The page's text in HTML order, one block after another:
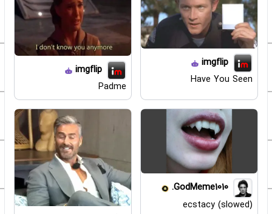
imgflip
Have You Seen
imgflip
Padme
GodMeme1010.
ecstacy (slowed)